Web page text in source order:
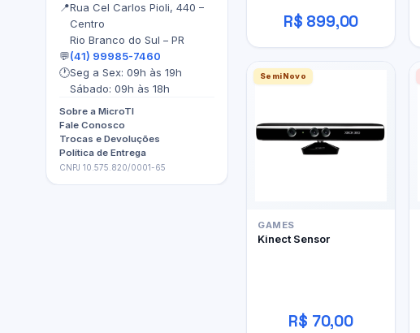
📍Rua Cel Carlos Pioli, 440 –
Centro
Rio Branco do Sul – PR
💬(41) 99985-7460
🕐Seg a Sex: 09h às 19h
Sábado: 09h às 18h
Sobre a MicroTI
Fale Conosco
Trocas e Devoluções
Política de Entrega
CNPJ 10.575.820/0001-65
R$ 899,00
SemiNovo
GAMES
Kinect Sensor
R$ 70,00